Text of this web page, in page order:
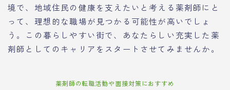
境で、地域住民の健康を支えたいと考える薬剤師にと
って、理想的な職場が見つかる可能性が高いでしょ
う。この暮らしやすい街で、あなたらしい充実した薬
剤師としてのキャリアをスタートさせてみませんか。
薬剤師の転職活動や面接対策におすすめ